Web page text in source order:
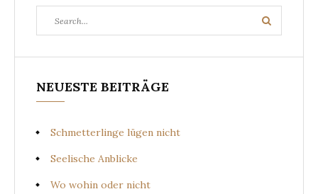
for:
Search
NEUESTE BEITRÄGE
Schmetterlinge lügen nicht
Seelische Anblicke
Wo wohin oder nicht